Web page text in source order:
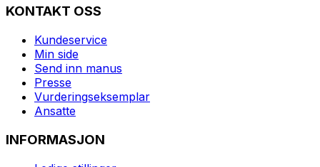
KONTAKT OSS
Kundeservice
Min side
Send inn manus
Presse
Vurderingseksemplar
Ansatte
INFORMASJON